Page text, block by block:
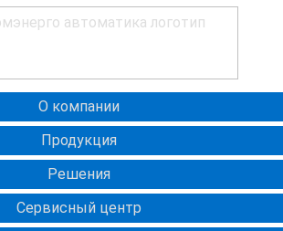
О компании
Продукция
Решения
Сервисный центр